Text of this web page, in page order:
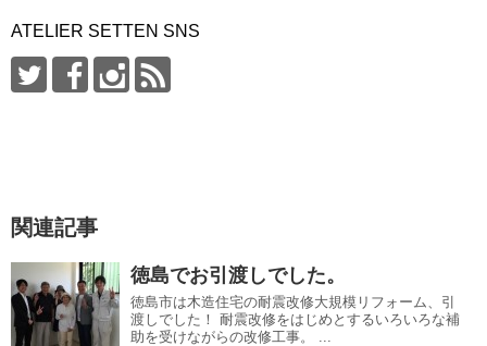
ATELIER SETTEN SNS
関連記事
徳島でお引渡しでした。
徳島市は木造住宅の耐震改修大規模リフォーム、引
渡しでした！ 耐震改修をはじめとするいろいろな補
助を受けながらの改修工事。 ...